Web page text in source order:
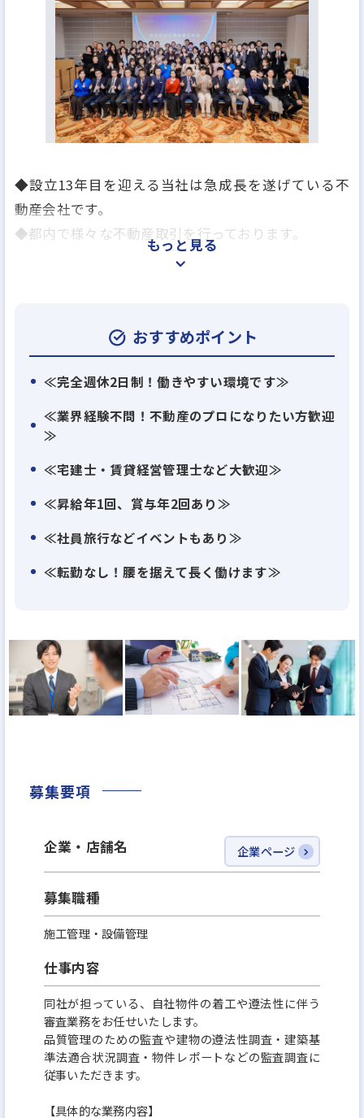
◆設立13年目を迎える当社は急成長を遂げている不
動産会社です。
◆都内で様々な不動産取引を行っております。
海外と日本国内富裕層を中心に、お客様に新旧築物
件をご提案いたします。
弊社は賃貸仲介にとどまらず、不動産売買に、賃貸
ーズに合わせた幅広い提案を行っている企業です。一
つの会社にいながら、不動産のプロを目指していけ
・留学生会館管理事業
を構築してきました。プロフェッショナルな姿勢で
留学生の皆様により完璧な会館生活を提供していま
す。
こと。すでに購入意欲の高い国内からのお客様が確
「売り先をどうするか」で悩む必要がないため、質
の高い物件の仕入れに専念できる環境です。
業績好調につき、より多くの都心収益不動産（1棟マ
ンション・ホテル等）を仕入れ、事業を拡大するた
めのコアメンバーを募集します。
もっと見る
おすすめポイント
≪完全週休2日制！働きやすい環境です≫
≪業界経験不問！不動産のプロになりたい方歓迎
≫
≪宅建士・賃貸経営管理士など大歓迎≫
≪昇給年1回、賞与年2回あり≫
≪社員旅行などイベントもあり≫
≪転勤なし！腰を据えて長く働けます≫
募集要項
企業・店舗名 企業ページ
募集職種
施工管理・設備管理
仕事内容
同社が担っている、自社物件の着工や遵法性に伴う
審査業務をお任せいたします。
品質管理のための監査や建物の遵法性調査・建築基
準法適合状況調査・物件レポートなどの監査調査に
従事いただきます。
【具体的な業務内容】